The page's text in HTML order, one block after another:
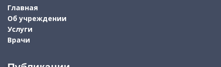
Главная
Об учреждении
Услуги
Врачи